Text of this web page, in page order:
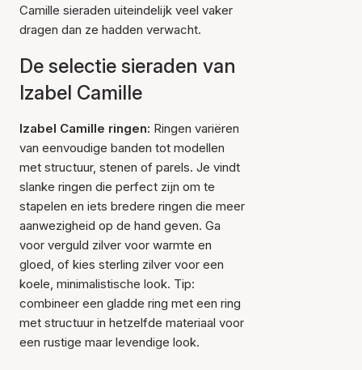
Camille sieraden uiteindelijk veel vaker
dragen dan ze hadden verwacht.
De selectie sieraden van
Izabel Camille
Izabel Camille ringen: Ringen variëren
van eenvoudige banden tot modellen
met structuur, stenen of parels. Je vindt
slanke ringen die perfect zijn om te
stapelen en iets bredere ringen die meer
aanwezigheid op de hand geven. Ga
voor verguld zilver voor warmte en
gloed, of kies sterling zilver voor een
koele, minimalistische look. Tip:
combineer een gladde ring met een ring
met structuur in hetzelfde materiaal voor
een rustige maar levendige look.